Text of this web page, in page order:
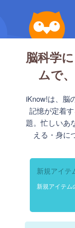
脳科学
ムで
iKnow!は、脳
記憶が定着
題。忙しいあ
える・身に
新規アイテ
新規アイテム